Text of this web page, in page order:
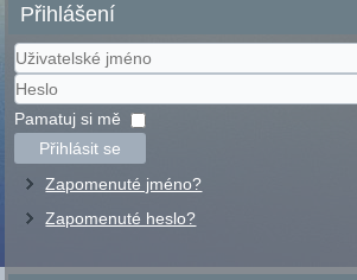
Přihlášení
Uživatelské
jméno
Heslo
Pamatuj si mě
Přihlásit se
Zapomenuté jméno?
Zapomenuté heslo?